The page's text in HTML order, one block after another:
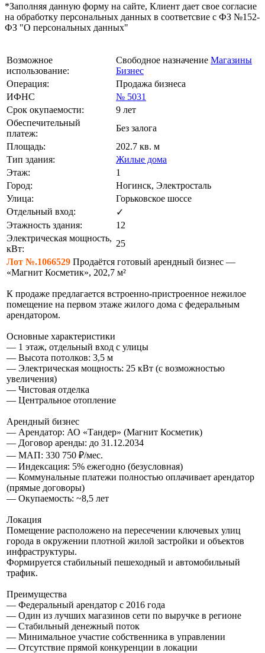
*Заполняя данную форму на сайте, Клиент дает свое согласие
на обработку персональных данных в соответсвие с ФЗ №152-
ФЗ "О персональных данных"
Возможное
использование:
Свободное назначение Магазины
Бизнес
Операция:
Продажа бизнеса
ИФНС
№ 5031
Срок окупаемости:
9 лет
Обеспечительный
платеж:
Без залога
Площадь:
202.7 кв. м
Тип здания:
Жилые дома
Этаж:
1
Город:
Ногинск, Электросталь
Улица:
Горьковское шоссе
Отдельный вход:
✓
Этажность здания:
12
Электрическая мощность,
кВт:
25
Лот №.1066529 Продаётся готовый арендный бизнес —
«Магнит Косметик», 202,7 м²
К продаже предлагается встроенно-пристроенное нежилое
помещение на первом этаже жилого дома с федеральным
арендатором.
Основные характеристики
— 1 этаж, отдельный вход с улицы
— Высота потолков: 3,5 м
— Электрическая мощность: 25 кВт (с возможностью
увеличения)
— Чистовая отделка
— Центральное отопление
Арендный бизнес
— Арендатор: АО «Тандер» (Магнит Косметик)
— Договор аренды: до 31.12.2034
— МАП: 330 750 ₽/мес.
— Индексация: 5% ежегодно (безусловная)
— Коммунальные платежи полностью оплачивает арендатор
(прямые договоры)
— Окупаемость: ~8,5 лет
Локация
Помещение расположено на пересечении ключевых улиц
города в окружении плотной жилой застройки и объектов
инфраструктуры.
Формируется стабильный пешеходный и автомобильный
трафик.
Преимущества
— Федеральный арендатор с 2016 года
— Один из лучших магазинов сети по выручке в регионе
— Стабильный денежный поток
— Минимальное участие собственника в управлении
— Отсутствие прямой конкуренции в локации